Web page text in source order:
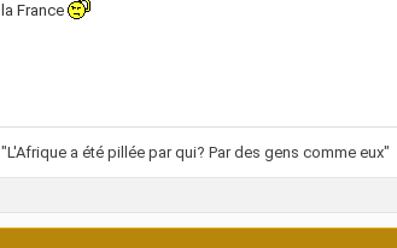
la France
"L'Afrique a été pillée par qui? Par des gens comme eux"